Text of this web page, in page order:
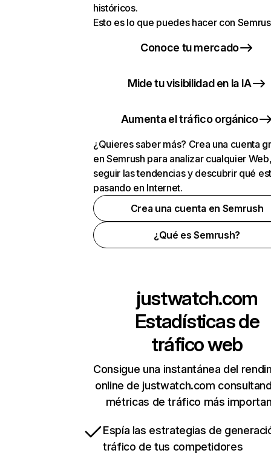
históricos.
Esto es lo que puedes hacer con
Conoce tu mercado
Mide tu visibilidad en la IA
Aumenta el tráfico orgánico
¿Quieres saber más? Crea una cuenta
en Semrush para analizar cualquier
seguir las tendencias y descubrir qué
pasando en Internet.
Crea una cuenta en Semrush
¿Qué es Semrush?
justwatch.com
Estadísticas de
tráfico web
Consigue una instantánea del
online de justwatch.com
métricas de tráfico más
Espía las estrategias de
tráfico de tus competidores